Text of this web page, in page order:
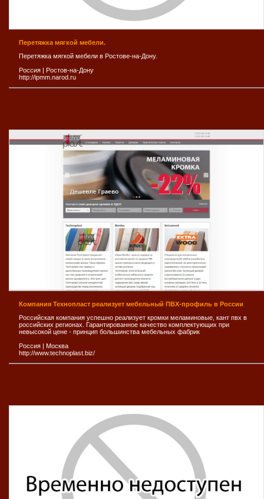
Перетяжка мягкой мебели.
Перетяжка мягкой мебели в Ростове-на-Дону.
Россия | Ростов-на-Дону
http://ipmm.narod.ru
Компания Технопласт реализует мебельный ПВХ-профиль в России
Российская компания успешно реализует кромки меламиновые, кант пвх в
российских регионах. Гарантированное качество комплектующих при
невысокой цене - принцип большинства мебельных фабрик
Россия | Москва
http://www.technoplast.biz/